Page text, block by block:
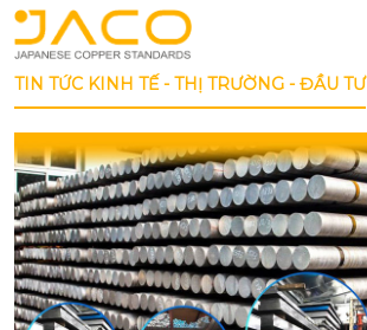
TIN TỨC KINH TẾ - THỊ TRƯỜNG - ĐẦU TƯ